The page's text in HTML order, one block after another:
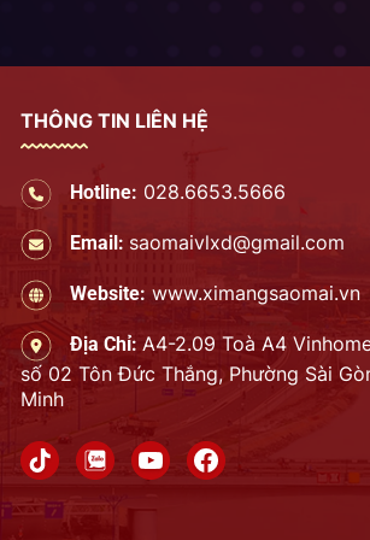
THÔNG TIN LIÊN HỆ
Hotline: 028.6653.5666
Email: saomaivlxd@gmail.com
Website: www.ximangsaomai.vn
Địa Chỉ:A4-2.09 Toà A4
số 02 Tôn Đức Thắng, Phường Sài
Minh